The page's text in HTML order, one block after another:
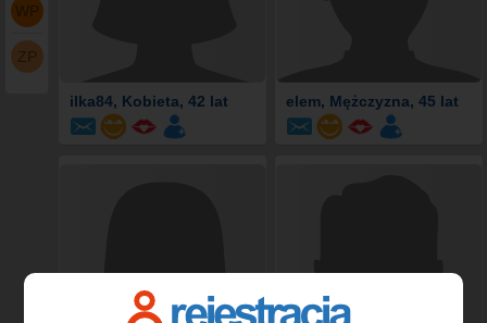
WP
ilka84, Kobieta, 42 lat elem, Mężczyzna, 45 lat